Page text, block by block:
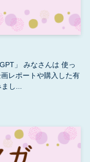
」 みなさんは 使っ
レポートや購入した有
し...